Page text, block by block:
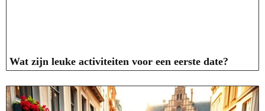
Wat zijn leuke activiteiten voor een eerste date?